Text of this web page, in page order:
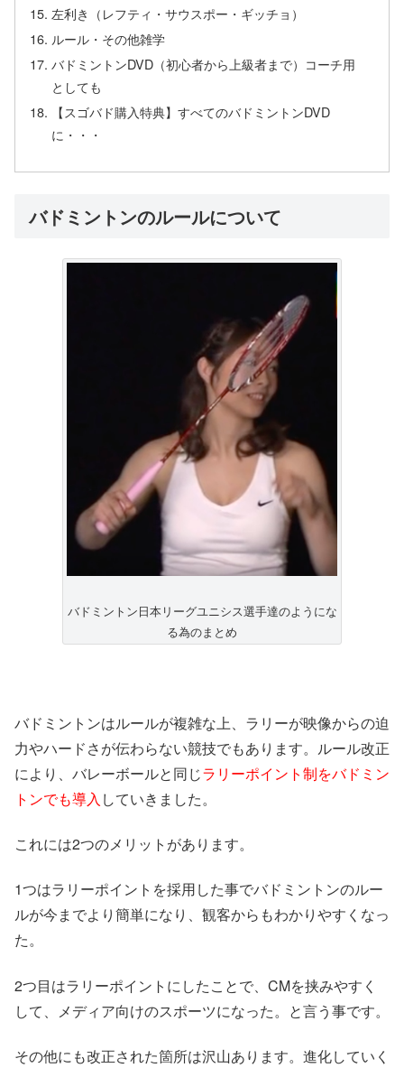
左利き（レフティ・サウスポー・ギッチョ）
ルール・その他雑学
バドミントンDVD（初心者から上級者まで）コーチ用
としても
【スゴバド購入特典】すべてのバドミントンDVD
に・・・
バドミントンのルールについて
バドミントン日本リーグユニシス選手達のようにな
る為のまとめ
バドミントンはルールが複雑な上、ラリーが映像からの迫
力やハードさが伝わらない競技でもあります。ルール改正
により、バレーボールと同じラリーポイント制をバドミン
トンでも導入 していきました。
これには2つのメリットがあります。
1つはラリーポイントを採用した事でバドミントンのルー
ルが今までより簡単になり、観客からもわかりやすくなっ
た。
2つ目はラリーポイントにしたことで、CMを挟みやすく
して、メディア向けのスポーツになった。と言う事です。
その他にも改正された箇所は沢山あります。進化していく